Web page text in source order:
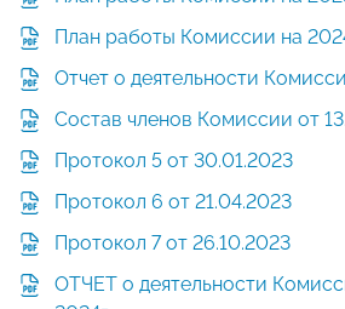
План работы Комиссии на
Отчет о деятельности
Состав членов Комиссии от
Протокол 5 от 30.01.2023
Протокол 6 от 21.04.2023
Протокол 7 от 26.10.2023
ОТЧЕТ о деятельности